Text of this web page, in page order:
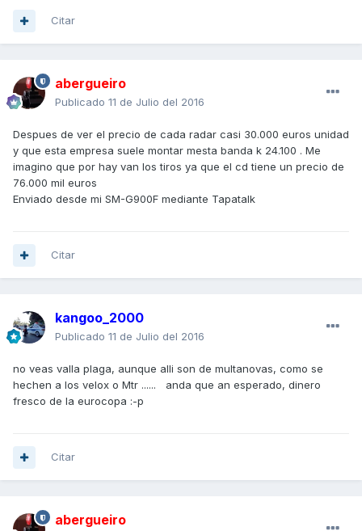
Citar
abergueiro
Publicado 11 de Julio del 2016
Despues de ver el precio de cada radar casi 30.000 euros unidad
y que esta empresa suele montar mesta banda k 24.100 . Me
imagino que por hay van los tiros ya que el cd tiene un precio de
76.000 mil euros
Enviado desde mi SM-G900F mediante Tapatalk
Citar
kangoo_2000
Publicado 11 de Julio del 2016
no veas valla plaga, aunque alli son de multanovas, como se
hechen a los velox o Mtr ...... anda que an esperado, dinero
fresco de la eurocopa :-p
Citar
abergueiro